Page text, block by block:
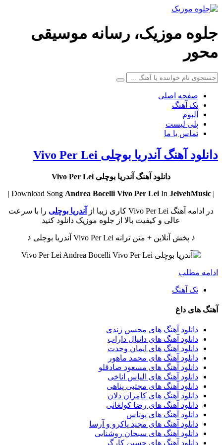
جلوه موزیک، رسانه موسیقی
محور
صفحه اصلی
تک آهنگ
آلبوم
پلی لیست
تماس با ما
دانلود آهنگ آندریا بوچلی Vivo Per Lei
دانلود آهنگ آندریا بوچلی Vivo Per Lei
| Download Song
Andrea Bocelli Vivo Per Lei In JelvehMusic |
در ادامه آهنگ Vivo Per Lei کاری زیبا از آندریا بوچلی را با سرعت
عالی و کیفیت بالا از جلوه موزیک دانلود کنید
♪ پخش آنلاین + متن ترانه Vivo Per Lei آندریا بوچلی ♪
ادامه مطلب
تک آهنگ
آهنگ های داغ
دانلود آهنگ های محسن زندی
دانلود آهنگ های دانیال داراب
دانلود آهنگ های ایمان وحدت
دانلود آهنگ های محمد ماهور
دانلود آهنگ های مسعود صادقلو
دانلود آهنگ های الیاس اناخی
دانلود آهنگ های مجتبی پناهی
دانلود آهنگ های کامران دلان
دانلود آهنگ های رضا کولغانی
دانلود آهنگ های یوناس
دانلود آهنگ های مجید پاکرو و آرسا
دانلود آهنگ های سبحان روشنایی
دانلود آهنگ های حسین کارگر